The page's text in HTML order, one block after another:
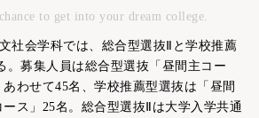
to get into your dream college.
社会学科では、総合型選抜Ⅱと学校推薦
。募集人員は総合型選抜「昼間主コー
わせて45名、学校推薦型選抜は「昼間
ス」25名。総合型選抜Ⅱは大学入学共通